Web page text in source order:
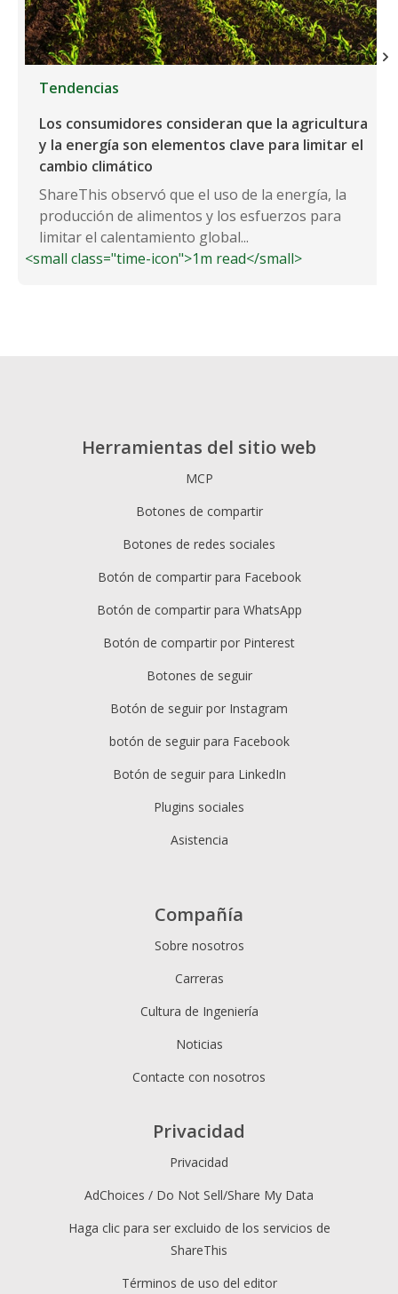
Tendencias
Los consumidores consideran que la agricultura
y la energía son elementos clave para limitar el
cambio climático
ShareThis observó que el uso de la energía, la
producción de alimentos y los esfuerzos para
limitar el calentamiento global...
<small class="time-icon">1m read</small>
Herramientas del sitio web
MCP
Botones de compartir
Botones de redes sociales
Botón de compartir para Facebook
Botón de compartir para WhatsApp
Botón de compartir por Pinterest
Botones de seguir
Botón de seguir por Instagram
botón de seguir para Facebook
Botón de seguir para LinkedIn
Plugins sociales
Asistencia
Compañía
Sobre nosotros
Carreras
Cultura de Ingeniería
Noticias
Contacte con nosotros
Privacidad
Privacidad
AdChoices / Do Not Sell/Share My Data
Haga clic para ser excluido de los servicios de
ShareThis
Términos de uso del editor